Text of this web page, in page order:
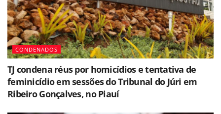
CONDENADOS
TJ condena réus por homicídios e tentativa de
feminicídio em sessões do Tribunal do Júri em
Ribeiro Gonçalves, no Piauí